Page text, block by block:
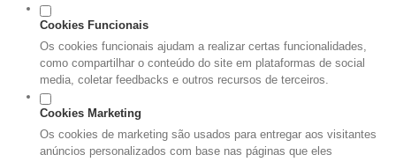
Cookies Funcionais
Os cookies funcionais ajudam a realizar certas funcionalidades,
como compartilhar o conteúdo do site em plataformas de social
media, coletar feedbacks e outros recursos de terceiros.
Cookies Marketing
Os cookies de marketing são usados para entregar aos visitantes
anúncios personalizados com base nas páginas que eles